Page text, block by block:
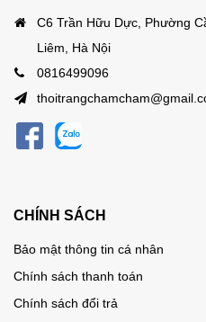
C6 Trần Hữu Dực, Phường
Liêm, Hà Nội
0816499096
CHÍNH SÁCH
Bảo mật thông tin cá nhân
Chính sách thanh toán
Chính sách đổi trả